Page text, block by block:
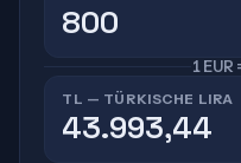
1 EUR
TL — TÜRKISCHE LIRA